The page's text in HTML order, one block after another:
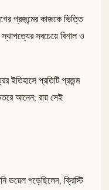
প্রজন্মের কাজকে ভিত্তি
সবচেয়ে বিশাল ও
ইতিহাসে প্রতিটি প্রজন্ম
আনেন; রায় সেই
ডয়েল পড়েছিলেন, ক্রিস্টি